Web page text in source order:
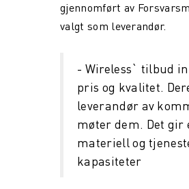
gjennomført av
valgt som leverandør.
- Wireless` tilbud
pris og kvalitet.
leverandør av
møter dem. Det gir
materiell og
kapasiteter